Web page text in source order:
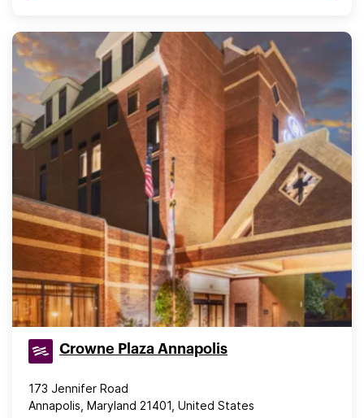
Crowne Plaza Annapolis
173 Jennifer Road
Annapolis, Maryland 21401, United States